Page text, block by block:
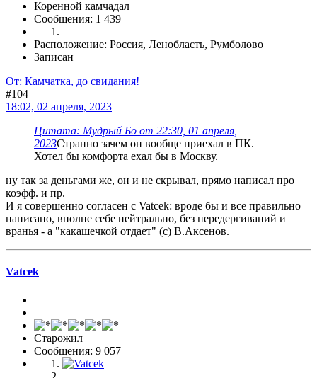
Коренной камчадал
Сообщения: 1 439
Расположение: Россия, Ленобласть, Румболово
Записан
От: Камчатка, до свидания!
#104
18:02, 02 апреля, 2023
Цитата: Мудрый Бo от 22:30, 01 апреля,
2023Странно зачем он вообще приехал в ПК.
Хотел бы комфорта ехал бы в Москву.
ну так за деньгами же, он и не скрывал, прямо написал про
коэфф. и пр.
И я совершенно согласен с Vatcek: вроде бы и все правильно
написано, вполне себе нейтрально, без передергиваний и
вранья - а "какашечкой отдает" (с) В.Аксенов.
Vatcek
Старожил
Сообщения: 9 057